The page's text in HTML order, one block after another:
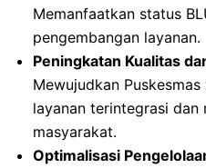
Memanfaatkan status
pengembangan layanan.
Peningkatan Kualitas
Mewujudkan
layanan terintegrasi dan
masyarakat.
Optimalisasi